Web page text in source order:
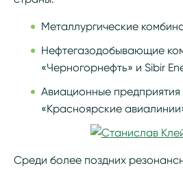
Металлургические
Нефтегазодобывающие
«Черногорнефть» и Sibir
Авиационные предприятия
«Красноярские
Среди более поздних